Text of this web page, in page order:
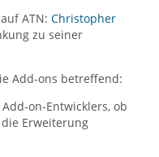
ATN: Christopher
zu seiner
Add-ons betreffend:
on-Entwicklers, ob
Erweiterung